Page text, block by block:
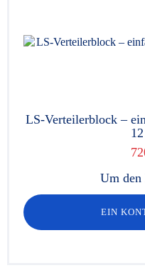
LS-Verteilerblock –
Um den
EIN